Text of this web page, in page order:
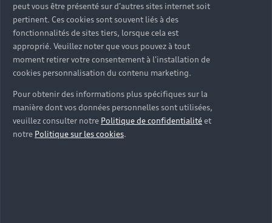
peut vous être présenté sur d'autres sites internet soit
pertinent. Ces cookies sont souvent liés à des
fonctionnalités de sites tiers, lorsque cela est
approprié. Veuillez noter que vous pouvez à tout
moment retirer votre consentement à l'installation de
cookies personnalisation du contenu marketing.
Pour obtenir des informations plus spécifiques sur la
manière dont vos données personnelles sont utilisées,
veuillez consulter notre Politique de confidentialitéet
notre Politique sur les cookies.